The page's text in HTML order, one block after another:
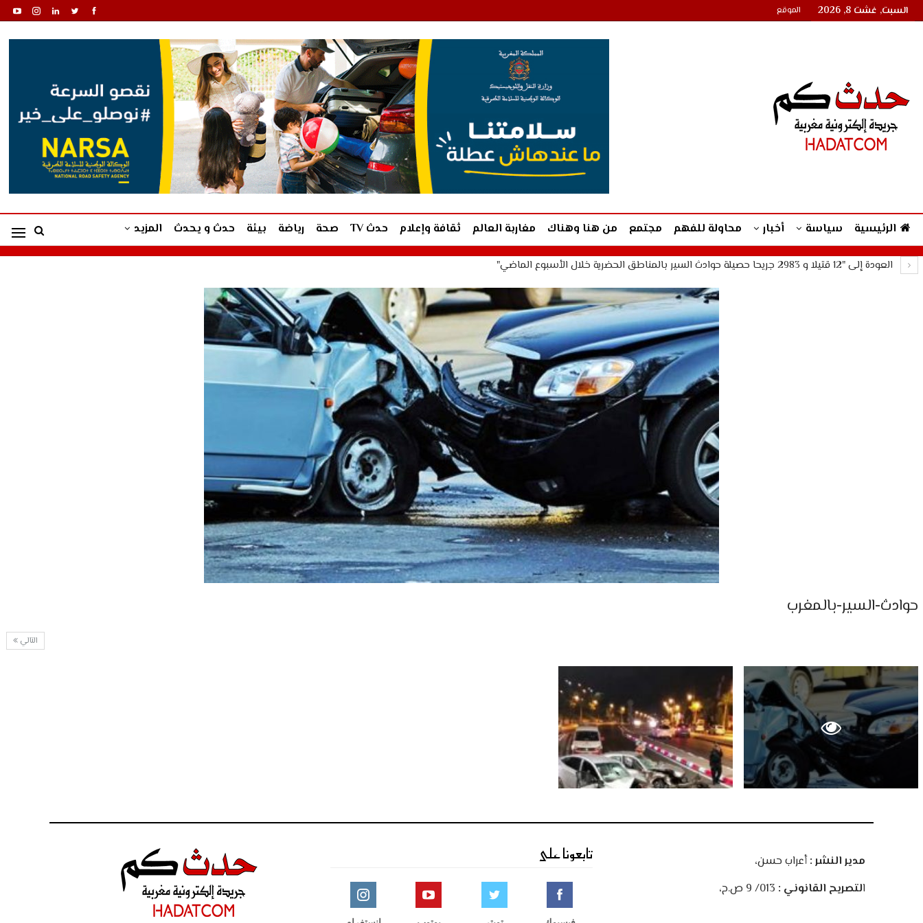
السبت, غشت 8, 2026 الموقع
الرئيسية سياسة أخبار محاولة للفهم مجتمع من هنا وهناك مغاربة العالم ثقافة وإعلام حدث TV صحة رياضة بيئة حدث و يحدث المزيد
العودة إلى "12 قتيلا و 2983 جريحا حصيلة حوادث السير بالمناطق الحضرية خلال الأسبوع الماضي"
حوادث-السير-بالمغرب
التالي
مدير النشر :أعراب حسن،
التصريح القانوني :
تابعونا على